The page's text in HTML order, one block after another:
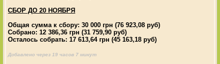
СБОР ДО 20 НОЯБРЯ
Общая сумма к сбору: 30 000 грн (76 923,08 руб)
Собрано: 12 386,36 грн (31 759,90 руб)
Осталось собрать: 17 613,64 грн (45 163,18 руб)
Добавлено через 19 часов 7 минут